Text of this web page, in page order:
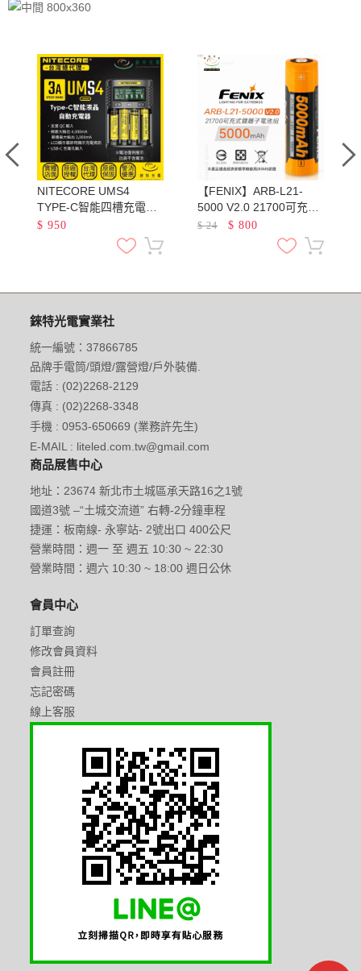
NITECORE UMS4
TYPE-C智能四槽充電器
QC3.0快充 18650 21700
鋰電池 AA AAA 鎳氫
$ 950
【FENIX】ARB-L21-
5000 V2.0 21700可充電
鋰電池 容量5000mAh 最
$24 $ 800
錸特光電實業社
統一編號：37866785
品牌手電筒/頭燈/露營燈/戶外裝備.
電話 : (02)2268-2129
傳真 : (02)2268-3348
手機 : 0953-650669 (業務許先生)
E-MAIL : liteled.com.tw@gmail.com
商品展售中心
地址：23674 新北市土城區承天路16之1號
國道3號 –“土城交流道” 右轉-2分鐘車程
捷運：板南線- 永寧站- 2號出口 400公尺
營業時間：週一 至 週五 10:30 ~ 22:30
營業時間：週六 10:30 ~ 18:00 週日公休
會員中心
訂單查詢
修改會員資料
會員註冊
忘記密碼
線上客服